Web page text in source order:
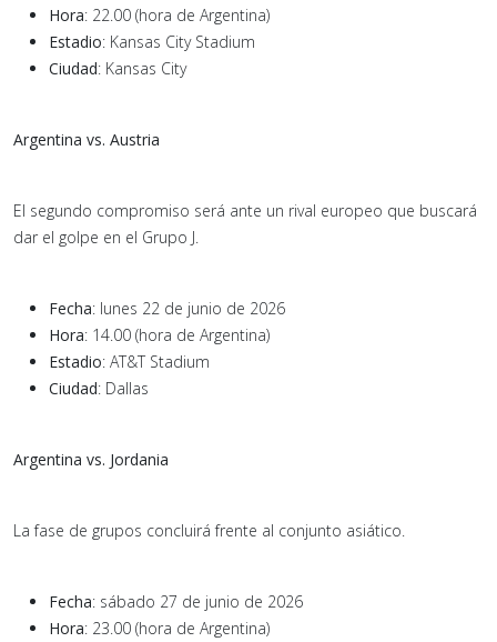
Hora: 22.00 (hora de Argentina)
Estadio: Kansas City Stadium
Ciudad: Kansas City
Argentina vs. Austria
El segundo compromiso será ante un rival europeo que buscará
dar el golpe en el Grupo J.
Fecha: lunes 22 de junio de 2026
Hora: 14.00 (hora de Argentina)
Estadio: AT&T Stadium
Ciudad: Dallas
Argentina vs. Jordania
La fase de grupos concluirá frente al conjunto asiático.
Fecha: sábado 27 de junio de 2026
Hora: 23.00 (hora de Argentina)